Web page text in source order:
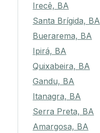
Irecê, BA
Santa Brígida, BA
Buerarema, BA
Ipirá, BA
Quixabeira, BA
Gandu, BA
Itanagra, BA
Serra Preta, BA
Amargosa, BA